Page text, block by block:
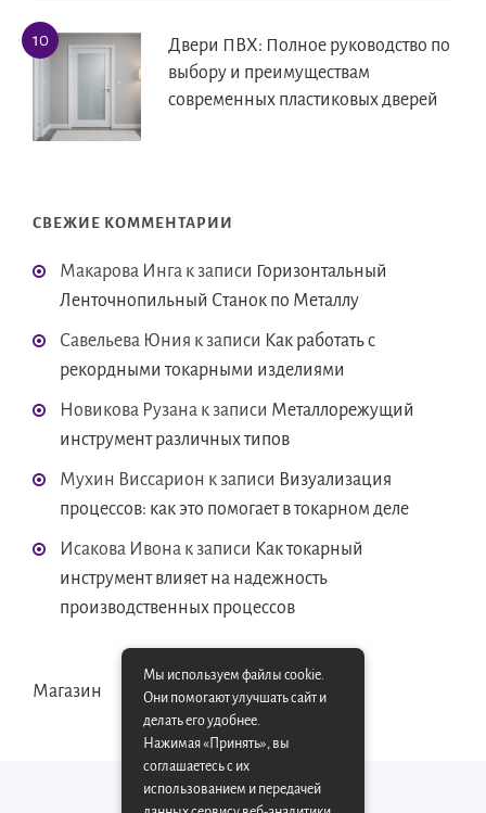
Двери ПВХ: Полное руководство по
выбору и преимуществам
современных пластиковых дверей
СВЕЖИЕ КОММЕНТАРИИ
Макарова Инга к записи Горизонтальный
Ленточнопильный Станок по Металлу
Савельева Юния к записи Как работать с
рекордными токарными изделиями
Новикова Рузана к записи Металлорежущий
инструмент различных типов
Мухин Виссарион к записи Визуализация
процессов: как это помогает в токарном деле
Исакова Ивона к записи Как токарный
инструмент влияет на надежность
производственных процессов
Магазин
Мы используем файлы cookie.
Они помогают улучшать сайт и
делать его удобнее.
Нажимая «Принять», вы
соглашаетесь с их
использованием и передачей